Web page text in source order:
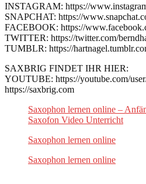
INSTAGRAM: https://
SNAPCHAT: https://
FACEBOOK: https://
TWITTER: https://twitter.com/
TUMBLR: https://
SAXBRIG FINDET IHR HIER:
YOUTUBE: https://youtube.com/
https://saxbrig.com
Saxophon lernen online –
Saxofon Video Unterricht
Saxophon lernen online
Saxophon lernen online